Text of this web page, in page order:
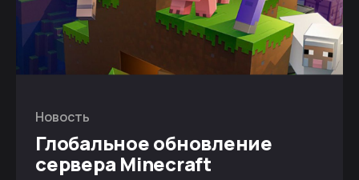
Новость
Глобальное обновление
сервера Minecraft